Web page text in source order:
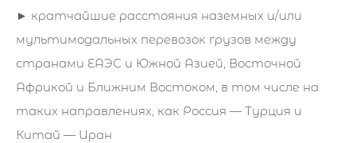
► кратчайшие расстояния наземных и/или
мультимодальных перевозок грузов между
странами ЕАЭС и Южной Азией, Восточной
Африкой и Ближним Востоком, в том числе на
таких направлениях, как Россия — Турция и
Китай — Иран